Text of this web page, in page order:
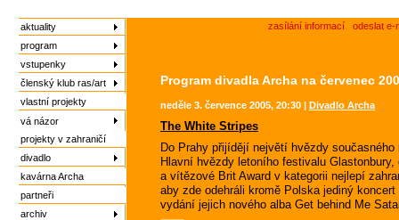
aktuality
program
vstupenky
členský klub ras/art
vlastní projekty
vá názor
projekty v zahraničí
divadlo
kavárna Archa
partneři
archiv
zasílání informací odeslat e-
Program divadla Archa na červenec
neděle 3. července 2005, 20:30 | Divadlo Archa
The White Stripes
Do Prahy přijídějí největí hvězdy
Hlavní hvězdy letoního festivalu
a vítězové Brit Award v kategorii nejlepí
aby zde odehráli kromě Polska jediný
vydání jejich nového alba Get behind Me